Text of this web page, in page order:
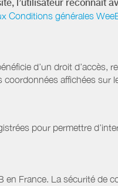
l’utilisateur reconnaît
Conditions générales
d’un droit d’accès,
affichées sur
pour permettre
France. La sécurité de